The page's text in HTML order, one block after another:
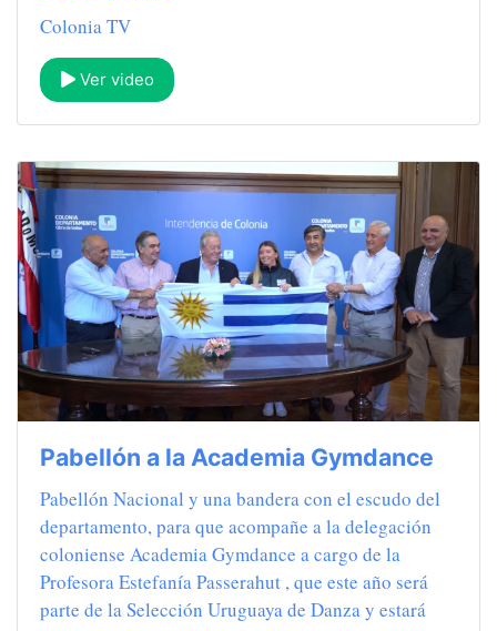
Colonia TV
Ver video
Pabellón a la Academia Gymdance
Pabellón Nacional y una bandera con el escudo del
departamento, para que acompañe a la delegación
coloniense Academia Gymdance a cargo de la
Profesora Estefanía Passerahut , que este año será
parte de la Selección Uruguaya de Danza y estará